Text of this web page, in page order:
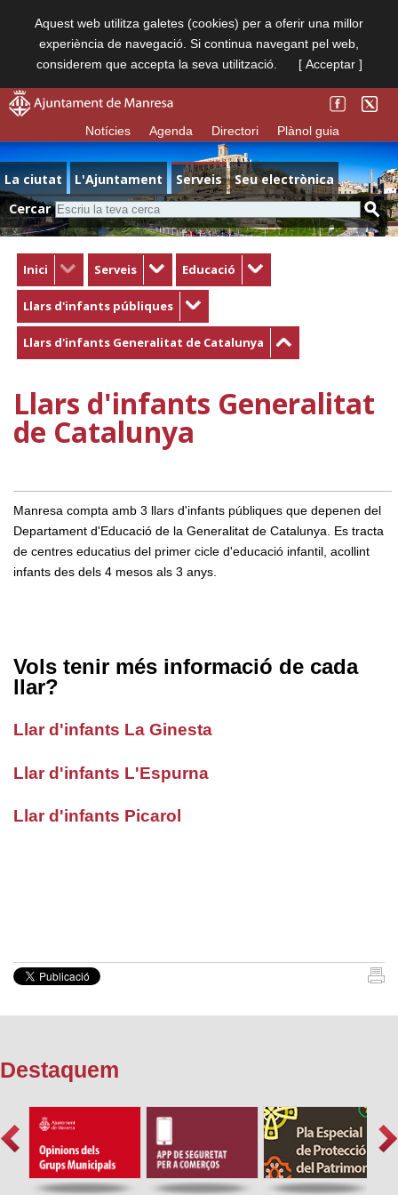
Aquest web utilitza galetes (cookies) per a oferir una millor
experiència de navegació. Si continua navegant pel web,
considerem que accepta la seva utilització.
[ Acceptar ]
Notícies Agenda Directori Plànol guia
La ciutat L'Ajuntament Serveis
Seu electrònica
Cercar
Inici Serveis Educació
Llars d'infants públiques
Llars d'infants Generalitat de Catalunya
Llars d'infants Generalitat
de Catalunya
Manresa compta amb 3 llars d'infants públiques que depenen del
Departament d'Educació de la Generalitat de Catalunya. Es tracta
de centres educatius del primer cicle d'educació infantil, acollint
infants des dels 4 mesos als 3 anys.
Vols tenir més informació de cada
llar?
Llar d'infants La Ginesta
Llar d'infants L'Espurna
Llar d'infants Picarol
Destaquem